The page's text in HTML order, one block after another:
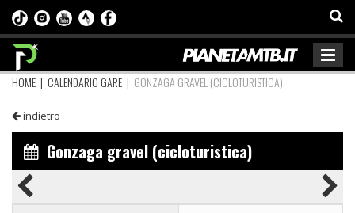
HOME | CALENDARIO GARE | GONZAGA GRAVEL (CICLOTURISTICA)
indietro
Gonzaga gravel (cicloturistica)